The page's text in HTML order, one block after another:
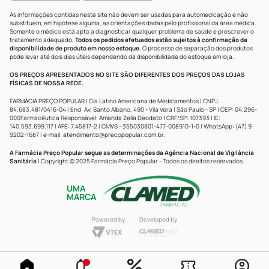
As informações contidas neste site não devem ser usadas para automedicação e não
substituem, em hipótese alguma, as orientações dadas pelo profissional da área médica.
Somente o médico está apto a diagnosticar qualquer problema de saúde e prescrever o
tratamento adequado. Todos os pedidos efetuados estão sujeitos à confirmação da
disponibilidade de produto em nosso estoque.O processo de separação dos produtos
pode levar até dois dias úteis dependendo da disponibilidade do estoque em loja.
OS PREÇOS APRESENTADOS NO SITE SÃO DIFERENTES DOS PREÇOS DAS LOJAS
FÍSICAS DE NOSSA REDE.
FARMÁCIA PREÇO POPULAR | Cia Latino Americana de Medicamentos | CNPJ:
84.683.481/0416-04 | End: Av. Santo Albano, 490 - Vila Vera | São Paulo - SP | CEP: 04.296-
000Farmacêutica Responsável: Amanda Zelia Deodato | CRF/SP: 107393 | IE:
140.593.699.117 | AFE: 7.45817-2 | CMVS - 355030801-477-008910-1-0 | WhatsApp: (47) 9
9202-1687 | e-mail: atendimento@precopopular.com.br.
A Farmácia Preço Popular segue as determinações da Agência Nacional de Vigilância
Sanitária | Copyright © 2025 Farmácia Preço Popular - Todos os direitos reservados.
UMA
MARCA
Powered by Developed by